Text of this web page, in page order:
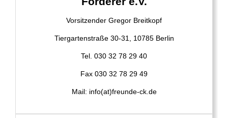
Vorsitzender Gregor Breitkopf
Tiergartenstraße 30-31, 10785 Berlin
Tel. 030 32 78 29 40
Fax 030 32 78 29 49
Mail: info(at)freunde-ck.de